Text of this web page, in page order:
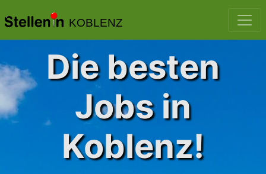
KOBLENZ
Die besten
Jobs in
Koblenz!